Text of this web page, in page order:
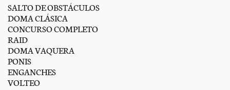
SALTO DE OBSTÁCULOS
DOMA CLÁSICA
CONCURSO COMPLETO
RAID
DOMA VAQUERA
PONIS
ENGANCHES
VOLTEO